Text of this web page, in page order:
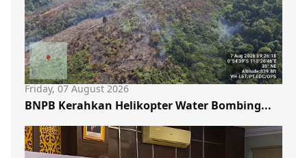
Friday, 07 August 2026
BNPB Kerahkan Helikopter Water Bombing...